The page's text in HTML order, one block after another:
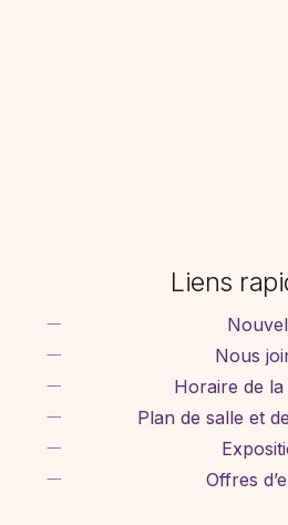
Liens
Nous
Horaire de
Plan de salle et
Offres